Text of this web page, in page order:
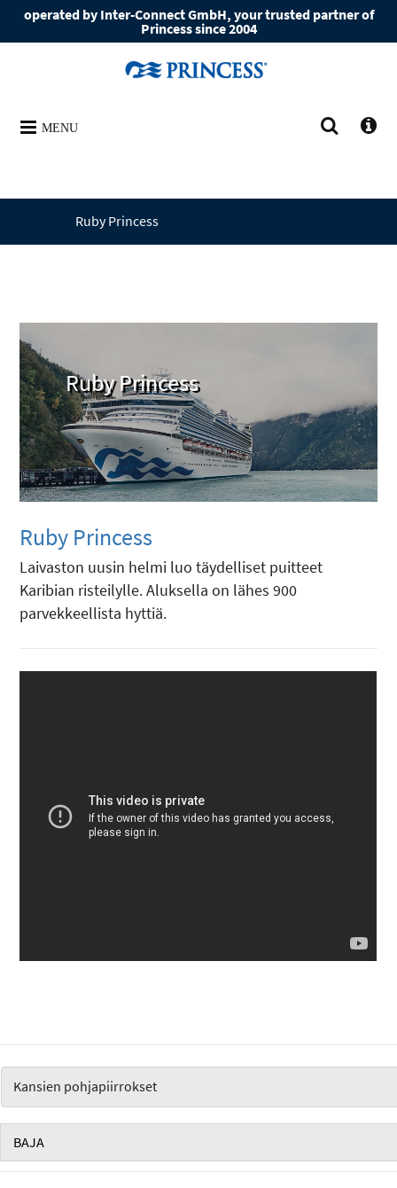
operated by Inter-Connect GmbH, your trusted partner of
Princess since 2004
MENU
Ruby Princess
Ruby Princess
Ruby Princess
Laivaston uusin helmi luo täydelliset puitteet
Karibian risteilylle. Aluksella on lähes 900
parvekkeellista hyttiä.
Kansien pohjapiirrokset